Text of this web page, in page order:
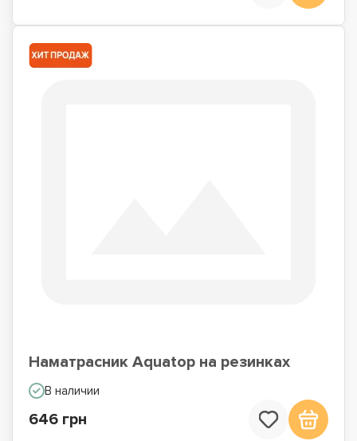
Наматрасник Aquatop на резинках
В наличии
646 грн